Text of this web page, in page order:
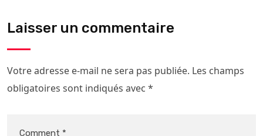
Laisser un commentaire
Votre adresse e-mail ne sera pas publiée. Les champs
obligatoires sont indiqués avec *